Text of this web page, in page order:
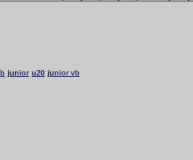
junior u20 junior vb